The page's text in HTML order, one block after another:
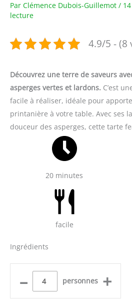
Par Clémence Dubois-Guillemot /
lecture
4.9/5 - (8
Découvrez une terre de saveurs
asperges vertes et lardons. C’est
facile à réaliser, idéale pour
printanière à votre table. Avec ses
douceur des asperges, cette tarte
20 minutes
facile
Ingrédients
– personnes +